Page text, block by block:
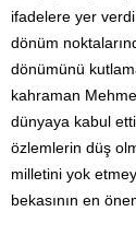
ifadelere yer
dönüm
dönümünü
kahraman
dünyaya kabul
özlemlerin düş
milletini yok
bekasının en